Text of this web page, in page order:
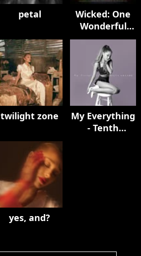
petal
Wicked: One
Wonderful
Night (Live) –
The
Soundtrack
twilight zone
My Everything
- Tenth
yes, and?